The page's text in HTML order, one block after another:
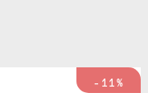
-11%